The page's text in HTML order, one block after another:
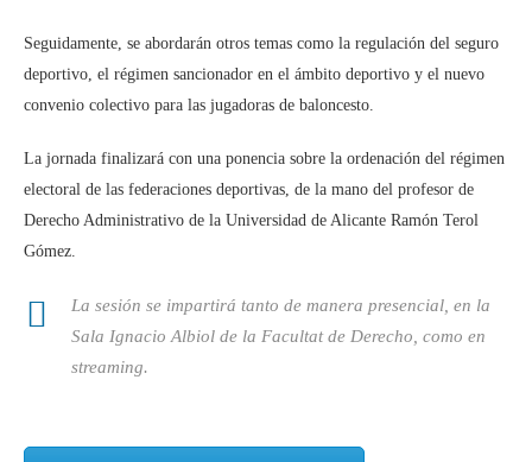
Seguidamente, se abordarán otros temas como la regulación del seguro
deportivo, el régimen sancionador en el ámbito deportivo y el nuevo
convenio colectivo para las jugadoras de baloncesto.
La jornada finalizará con una ponencia sobre la ordenación del régimen
electoral de las federaciones deportivas, de la mano del profesor de
Derecho Administrativo de la Universidad de Alicante Ramón Terol
Gómez.
La sesión se impartirá tanto de manera presencial, en la
Sala Ignacio Albiol de la Facultat de Derecho, como en
streaming.